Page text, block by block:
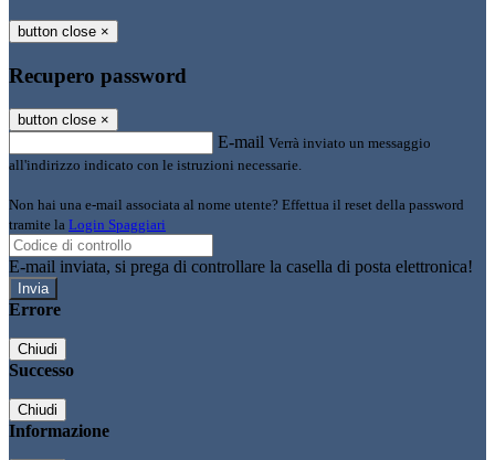
button close ×
Recupero password
button close ×
E-mail Verrà inviato un messaggio
all'indirizzo indicato con le istruzioni necessarie.
Non hai una e-mail associata al nome utente? Effettua il reset della password
tramite la Login Spaggiari
E-mail inviata, si prega di controllare la casella di posta elettronica!
Errore
Chiudi
Successo
Chiudi
Informazione